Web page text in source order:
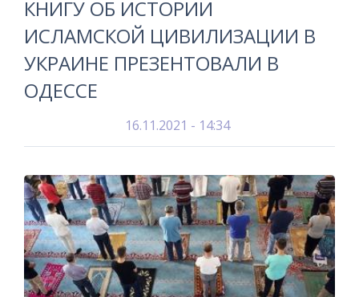
КНИГУ ОБ ИСТОРИИ
ИСЛАМСКОЙ ЦИВИЛИЗАЦИИ В
УКРАИНЕ ПРЕЗЕНТОВАЛИ В
ОДЕССЕ
16.11.2021 - 14:34